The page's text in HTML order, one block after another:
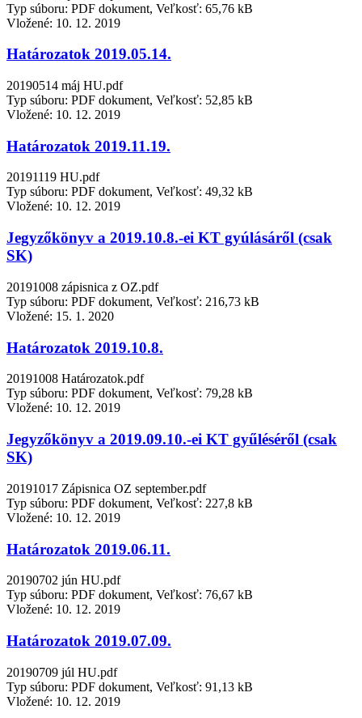
Typ súboru: PDF dokument, Veľkosť: 65,76 kB
Vložené: 10. 12. 2019
Határozatok 2019.05.14.
20190514 máj HU.pdf
Typ súboru: PDF dokument, Veľkosť: 52,85 kB
Vložené: 10. 12. 2019
Határozatok 2019.11.19.
20191119 HU.pdf
Typ súboru: PDF dokument, Veľkosť: 49,32 kB
Vložené: 10. 12. 2019
Jegyzőkönyv a 2019.10.8.-ei KT gyúlásáről (csak
SK)
20191008 zápisnica z OZ.pdf
Typ súboru: PDF dokument, Veľkosť: 216,73 kB
Vložené: 15. 1. 2020
Határozatok 2019.10.8.
20191008 Határozatok.pdf
Typ súboru: PDF dokument, Veľkosť: 79,28 kB
Vložené: 10. 12. 2019
Jegyzőkönyv a 2019.09.10.-ei KT gyűléséről (csak
SK)
20191017 Zápisnica OZ september.pdf
Typ súboru: PDF dokument, Veľkosť: 227,8 kB
Vložené: 10. 12. 2019
Határozatok 2019.06.11.
20190702 jún HU.pdf
Typ súboru: PDF dokument, Veľkosť: 76,67 kB
Vložené: 10. 12. 2019
Határozatok 2019.07.09.
20190709 júl HU.pdf
Typ súboru: PDF dokument, Veľkosť: 91,13 kB
Vložené: 10. 12. 2019